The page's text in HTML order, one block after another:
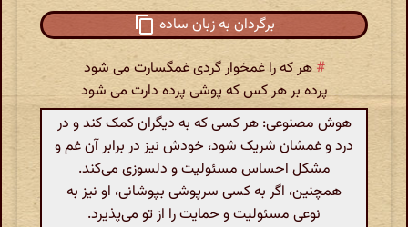
برگردان به زبان ساده
# هر که را غمخوار گردی غمگسارت می شود
پرده بر هر کس که پوشی پرده دارت می شود
هوش مصنوعی: هر کسی که به دیگران کمک کند و در
درد و غمشان شریک شود، خودش نیز در برابر آن غم و
مشکل احساس مسئولیت و دلسوزی می‌کند.
همچنین، اگر به کسی سرپوشی بپوشانی، او نیز به
نوعی مسئولیت و حمایت را از تو می‌پذیرد.